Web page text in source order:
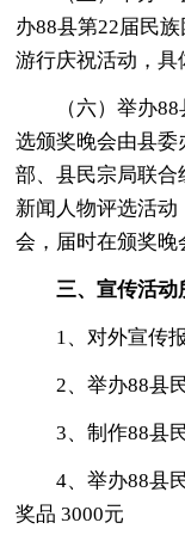
办88县第22届民
游行庆祝活动，具
（六）举办88
选颁奖晚会由县
部、县民宗局联合
新闻人物评选活
会，届时在颁奖晚
三、宣传活动
1、对外宣传报
2、举办88县民
3、制作88县民
4、举办88县民
奖品 3000元